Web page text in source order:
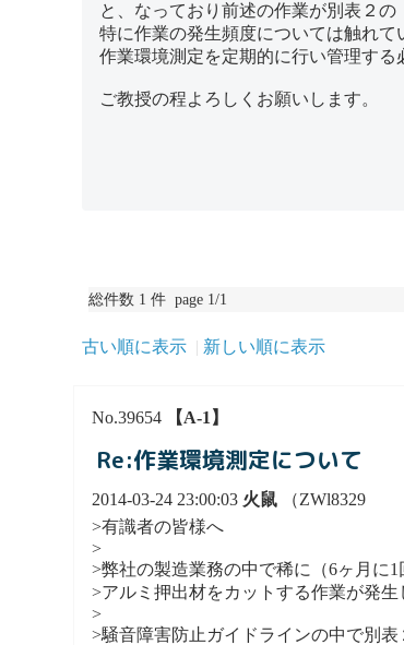
と、なっており前述の作業が別表２の
特に作業の発生頻度については触れて
作業環境測定を定期的に行い管理する
ご教授の程よろしくお願いします。
総件数 1 件 page 1/1
古い順に表示 新しい順に表示
No.39654 【A-1】
Re:作業環境測定について
2014-03-24 23:00:03 火鼠 （ZWl8329
>有識者の皆様へ
>
>弊社の製造業務の中で稀に（6ヶ月に
>アルミ押出材をカットする作業が発生
>
>騒音障害防止ガイドラインの中で別